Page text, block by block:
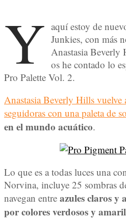
Y aquí estoy de
Junkies, con más
Anastasia Beverly
os he contado lo
Pro Palette Vol. 2.
Anastasia Beverly Hills vuelve
seguidoras con una paleta de
en el mundo acuático.
Lo que es a todas luces una
Norvina, incluye 25 sombras
navegan entre azules claros y
por colores verdosos y